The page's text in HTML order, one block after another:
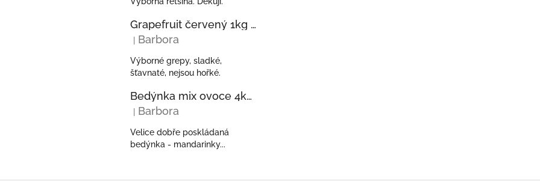
Grapefruit červený 1kg z Řecka
Hodnocení produktu je 5 z 5 hvězdiček.
Barbora
Výborné grepy, sladké,
šťavnaté, nejsou hořké.
Bedýnka mix ovoce 4kg - pomeranče, mandarinky, kiwi, avokáda z Řecka
Hodnocení produktu je 5 z 5 hvězdiček.
Barbora
Velice dobře poskládaná
bedýnka - mandarinky...